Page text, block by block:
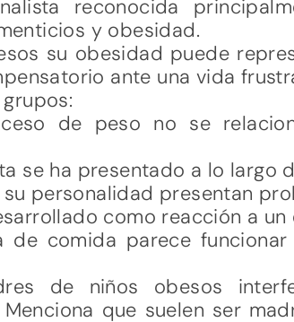
reconocida
y obesidad.
su obesidad puede
ante una vida
de peso no se
se ha presentado a lo largo
personalidad presentan
como reacción a
de comida parece
de niños obesos
que suelen ser